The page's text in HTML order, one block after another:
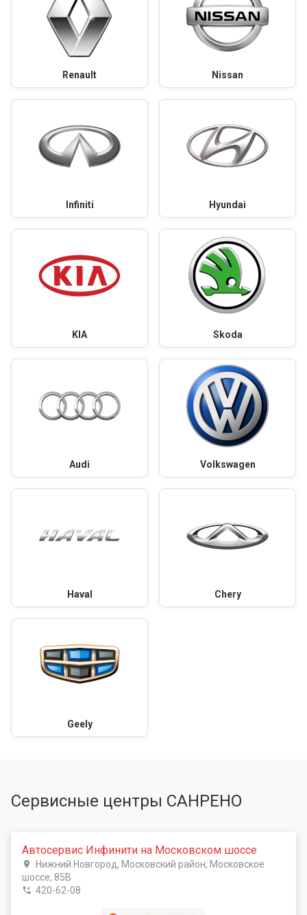
Renault Nissan
Infiniti Hyundai
KIA Skoda
Audi Volkswagen
Haval Chery
Geely
Сервисные центры САНРЕНО
Автосервис Инфинити на Московском шоссе
Нижний Новгород, Московский район, Московское
шоссе, 85В
420-62-08